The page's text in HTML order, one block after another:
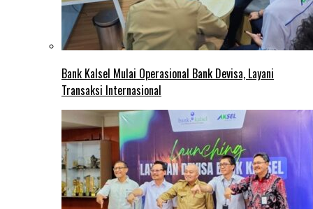
Bank Kalsel Mulai Operasional Bank Devisa, Layani
Transaksi Internasional